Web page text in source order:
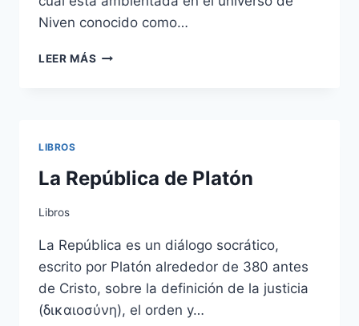
Niven conocido como…
LEER MÁS MUNDO
LIBROS
La República de Platón
Libros
La República es un diálogo socrático,
escrito por Platón alrededor de 380 antes
de Cristo, sobre la definición de la justicia
(δικαιοσύνη), el orden y…